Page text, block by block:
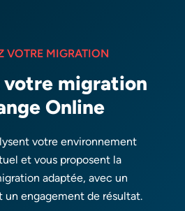
VOTRE MIGRATION
votre migration
Online
votre environnement
et vous proposent la
adaptée, avec un
un engagement de résultat.